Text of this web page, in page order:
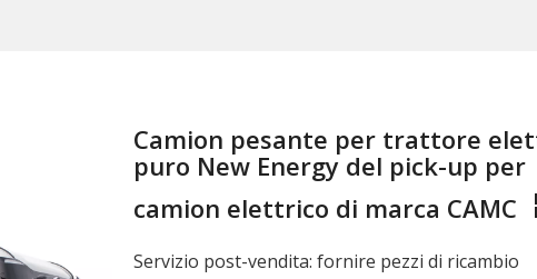
Camion pesante per trattore
puro New Energy del pick-up per
camion elettrico di marca CAMC
Servizio post-vendita: fornire pezzi di ricambio